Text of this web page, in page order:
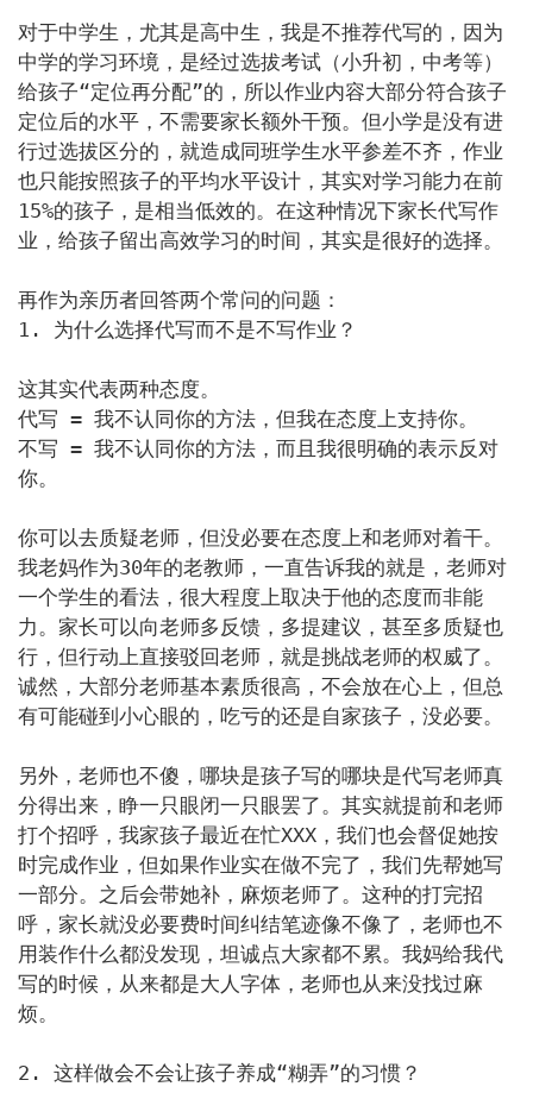
对于中学生，尤其是高中生，我是不推荐代写的，因为
中学的学习环境，是经过选拔考试（小升初，中考等）
给孩子“定位再分配”的，所以作业内容大部分符合孩子
定位后的水平，不需要家长额外干预。但小学是没有进
行过选拔区分的，就造成同班学生水平参差不齐，作业
也只能按照孩子的平均水平设计，其实对学习能力在前
15%的孩子，是相当低效的。在这种情况下家长代写作
业，给孩子留出高效学习的时间，其实是很好的选择。
再作为亲历者回答两个常问的问题：
1. 为什么选择代写而不是不写作业？
这其实代表两种态度。
代写 = 我不认同你的方法，但我在态度上支持你。
不写 = 我不认同你的方法，而且我很明确的表示反对
你。
你可以去质疑老师，但没必要在态度上和老师对着干。
我老妈作为30年的老教师，一直告诉我的就是，老师对
一个学生的看法，很大程度上取决于他的态度而非能
力。家长可以向老师多反馈，多提建议，甚至多质疑也
行，但行动上直接驳回老师，就是挑战老师的权威了。
诚然，大部分老师基本素质很高，不会放在心上，但总
有可能碰到小心眼的，吃亏的还是自家孩子，没必要。
另外，老师也不傻，哪块是孩子写的哪块是代写老师真
分得出来，睁一只眼闭一只眼罢了。其实就提前和老师
打个招呼，我家孩子最近在忙XXX，我们也会督促她按
时完成作业，但如果作业实在做不完了，我们先帮她写
一部分。之后会带她补，麻烦老师了。这种的打完招
呼，家长就没必要费时间纠结笔迹像不像了，老师也不
用装作什么都没发现，坦诚点大家都不累。我妈给我代
写的时候，从来都是大人字体，老师也从来没找过麻
烦。
2. 这样做会不会让孩子养成“糊弄”的习惯？